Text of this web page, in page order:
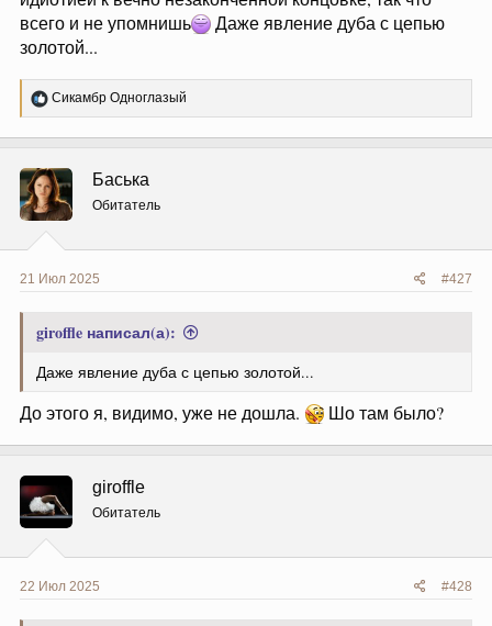
всего и не упомнишь
Даже явление дуба с цепью
золотой...
Р
ц
и
и
:
Сикамбр Одноглазый
Баська
Обитатель
21 Июл 2025 #427
giroffle написал(а):
Даже явление дуба с цепью золотой...
До этого я, видимо, уже не дошла. Шо там было?
giroffle
Обитатель
22 Июл 2025 #428